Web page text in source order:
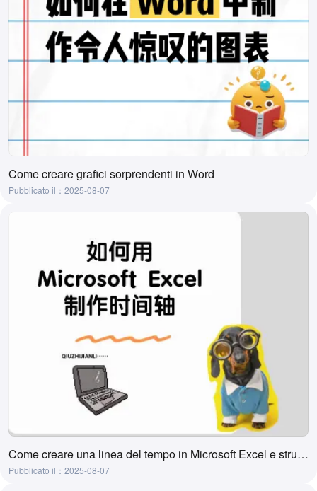
Come creare grafici sorprendenti in Word
Pubblicato il：2025-08-07
Come creare una linea del tempo in Microsoft Excel e strumenti per crearla con un clic
Pubblicato il：2025-08-07